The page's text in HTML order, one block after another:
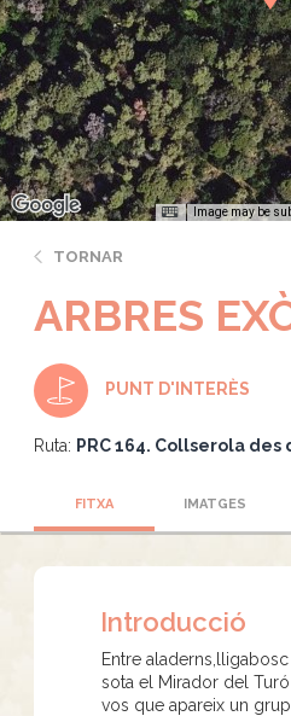
Image may be
TORNAR
ARBRES
PUNT D'INTERÈS
Ruta: PRC 164. Collserola des
FITXA IMATGES
Introducció
Entre
sota el Mirador del Turó
vos que apareix un